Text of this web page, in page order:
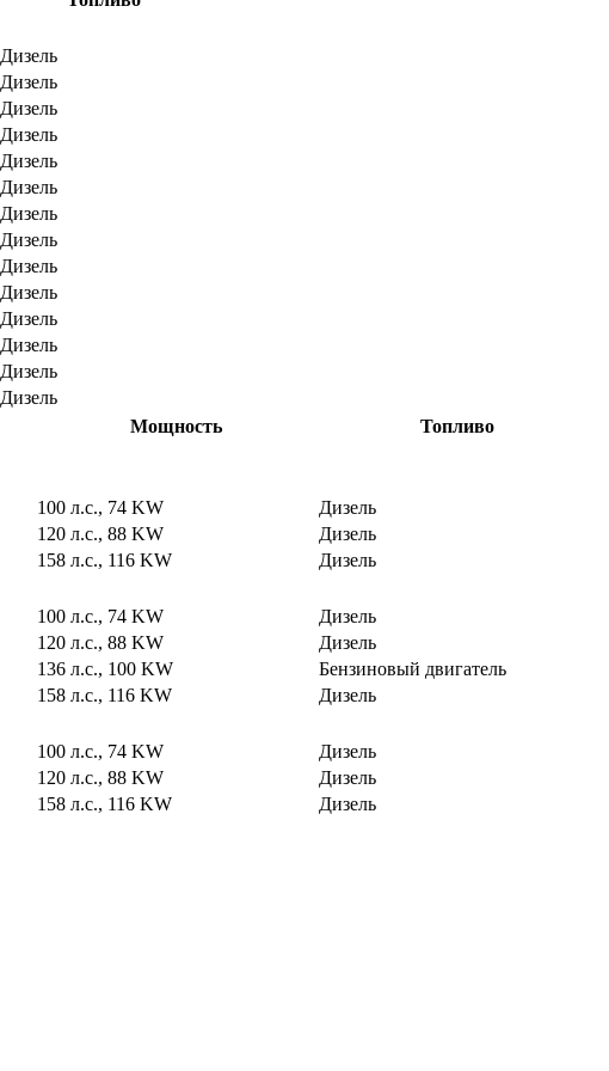
Дизель
Дизель
Дизель
Дизель
Дизель
Дизель
Дизель
Дизель
Дизель
Дизель
Дизель
Дизель
Дизель
Дизель
Мощность Топливо
100 л.с., 74 KW
Дизель
120 л.с., 88 KW
Дизель
158 л.с., 116 KW Дизель
100 л.с., 74 KW
Дизель
120 л.с., 88 KW
Дизель
136 л.с., 100 KW
Бензиновый двигатель
158 л.с., 116 KW Дизель
100 л.с., 74 KW
Дизель
120 л.с., 88 KW
Дизель
158 л.с., 116 KW
Дизель